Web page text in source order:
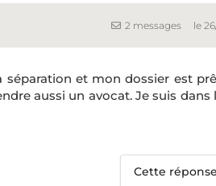
2 messages le
et mon dossier est
aussi un avocat. Je suis dans
Cette